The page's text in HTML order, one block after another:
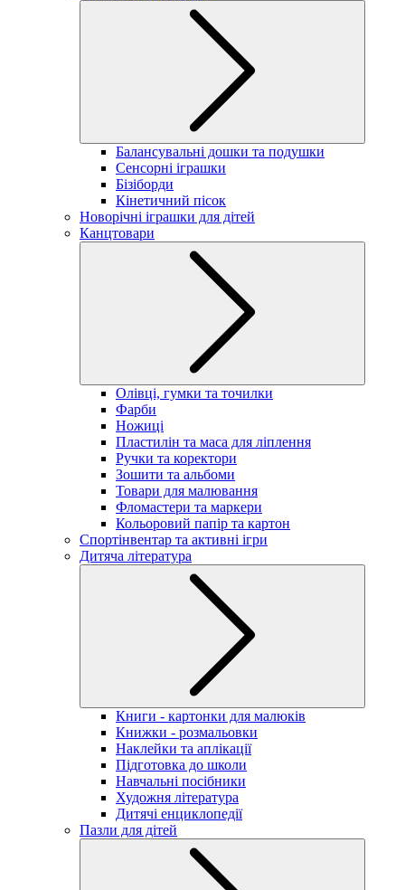
Балансувальні дошки та подушки
Сенсорні іграшки
Бізіборди
Кінетичний пісок
Новорічні іграшки для дітей
Канцтовари
Олівці, гумки та точилки
Фарби
Ножиці
Пластилін та маса для ліплення
Ручки та коректори
Зошити та альбоми
Товари для малювання
Фломастери та маркери
Кольоровий папір та картон
Спортінвентар та активні ігри
Дитяча література
Книги - картонки для малюків
Книжки - розмальовки
Наклейки та аплікації
Підготовка до школи
Навчальні посібники
Художня література
Дитячі енциклопедії
Пазли для дітей